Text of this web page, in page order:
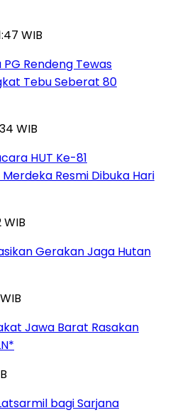
WIB
Rendeng Tewas
Tebu Seberat 80
WIB
HUT Ke-81
Resmi Dibuka Hari
Gerakan Jaga Hutan
Jawa Barat Rasakan
bagi Sarjana